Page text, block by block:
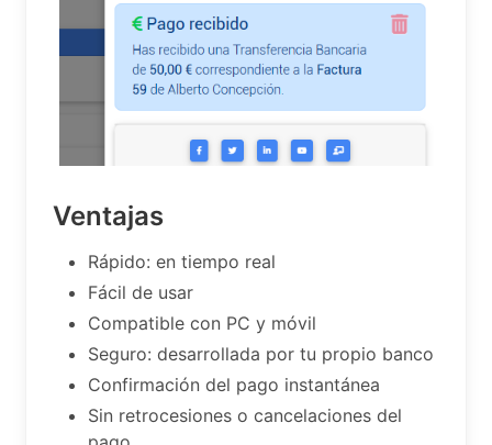
Ventajas
Rápido: en tiempo real
Fácil de usar
Compatible con PC y móvil
Seguro: desarrollada por tu propio banco
Confirmación del pago instantánea
Sin retrocesiones o cancelaciones del